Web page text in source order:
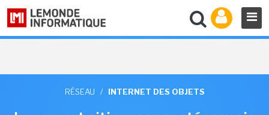
RÉSEAU / INTERNET DES OBJETS